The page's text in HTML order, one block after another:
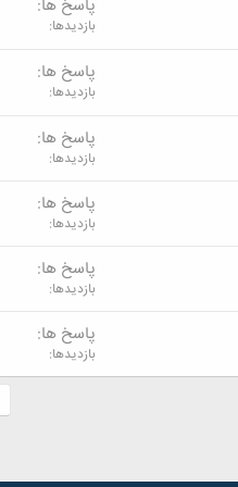
پاسخ ها
بازدیدها
پاسخ ها
بازدیدها
پاسخ ها
بازدیدها
پاسخ ها
بازدیدها
پاسخ ها
بازدیدها
پاسخ ها
بازدیدها